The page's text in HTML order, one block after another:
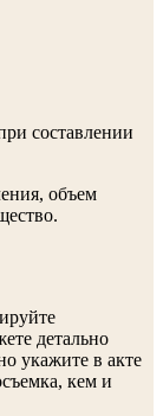
составлении
объем
детально
укажите в акте
кем и